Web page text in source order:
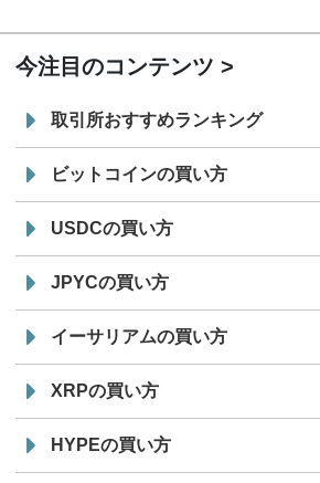
今注目のコンテンツ
取引所おすすめランキング
ビットコインの買い方
USDCの買い方
JPYCの買い方
イーサリアムの買い方
XRPの買い方
HYPEの買い方